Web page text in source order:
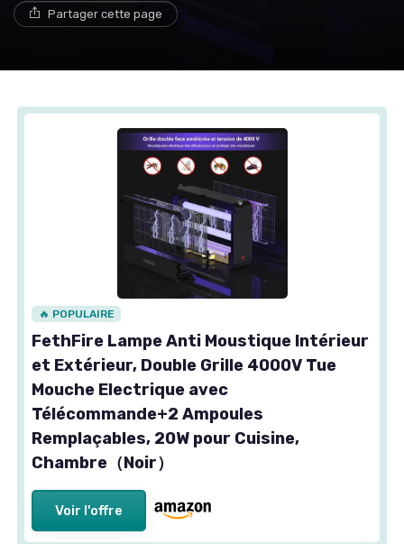
Partager cette page
🔥 POPULAIRE
FethFire Lampe Anti Moustique Intérieur
et Extérieur, Double Grille 4000V Tue
Mouche Electrique avec
Télécommande+2 Ampoules
Remplaçables, 20W pour Cuisine,
Chambre（Noir）
Voir l'offre